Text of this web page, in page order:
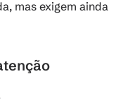
mas exigem ainda